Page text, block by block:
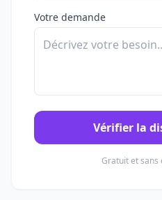
Votre demande
Vérifier la
Gratuit et sans